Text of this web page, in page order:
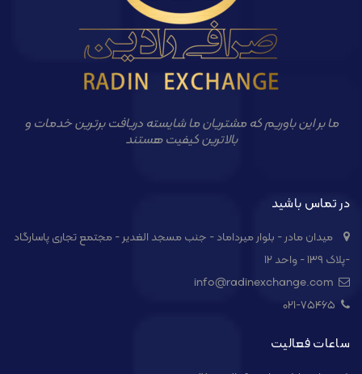
ما بر این باوریم که مشتریان ما شایسته دریافت برترین خدمات و
بالاترین کیفیت هستند
در تماس باشید
میدان مادر - بلوار میرداماد - جنب مسجد الغدیر - مجتمع تجاری پاسارگاد
-پلاک ۱۳۹ - واحد ۱۲
021-۷۵۴۶۵
ساعات فعالیت